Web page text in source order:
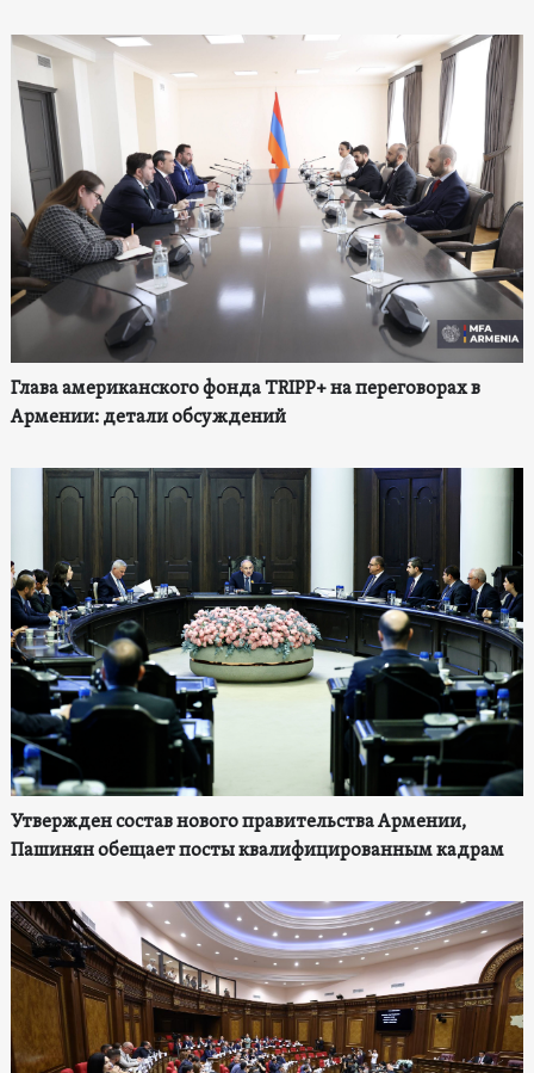
Глава американского фонда TRIPP+ на переговорах в
Армении: детали обсуждений
Утвержден состав нового правительства Армении,
Пашинян обещает посты квалифицированным кадрам